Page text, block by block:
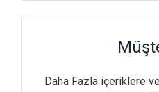
Daha Fazla içeriklere